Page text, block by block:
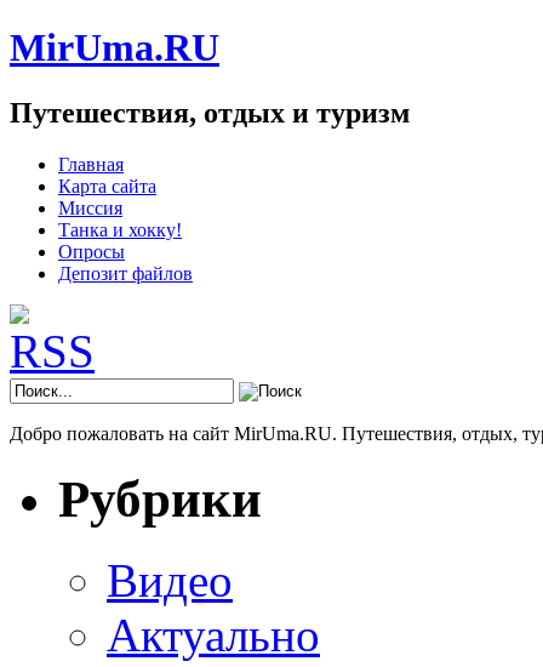
MirUma.RU
Путешествия, отдых и туризм
Главная
Карта сайта
Миссия
Танка и хокку!
Опросы
Депозит файлов
Добро пожаловать на сайт MirUma.RU. Путешествия, отдых,
Рубрики
Видео
Актуально